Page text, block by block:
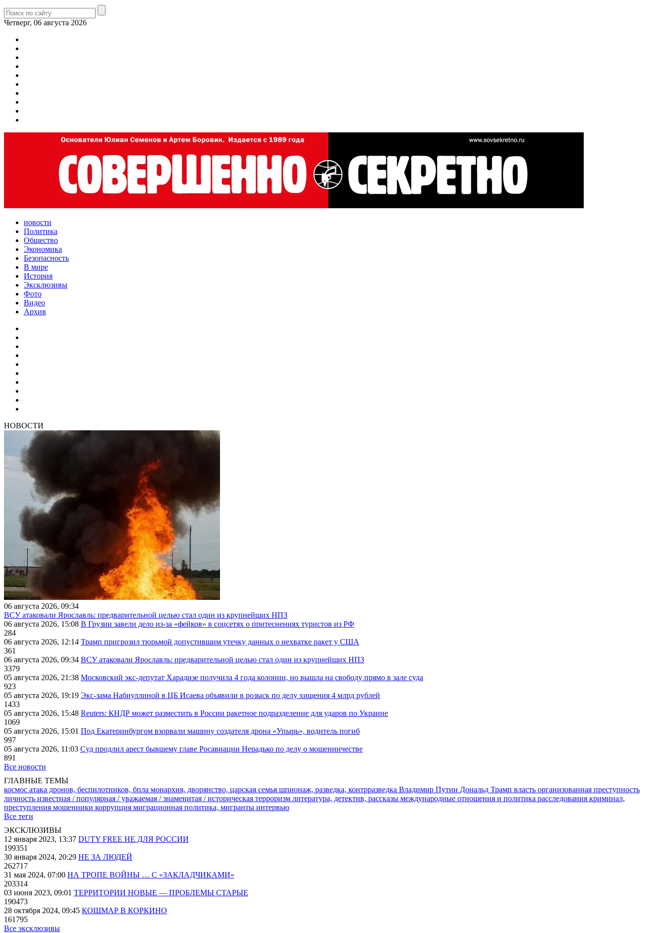
Четверг, 06 августа 2026
новости
Политика
Общество
Экономика
Безопасность
В мире
История
Эксклюзивы
Фото
Видео
Архив
НОВОСТИ
06 августа 2026, 09:34
ВСУ атаковали Ярославль: предварительной целью стал один из крупнейших НПЗ
06 августа 2026, 15:08 В Грузии завели дело из-за «фейков» в соцсетях о притеснениях туристов из РФ
284
06 августа 2026, 12:14 Трамп пригрозил тюрьмой допустившим утечку данных о нехватке ракет у США
361
06 августа 2026, 09:34 ВСУ атаковали Ярославль: предварительной целью стал один из крупнейших НПЗ
3379
05 августа 2026, 21:38 Московский экс-депутат Харадизе получила 4 года колонии, но вышла на свободу прямо в зале суда
923
05 августа 2026, 19:19 Экс-зама Набиуллиной в ЦБ Исаева объявили в розыск по делу хищения 4 млрд рублей
1433
05 августа 2026, 15:48 Reuters: КНДР может разместить в России ракетное подразделение для ударов по Украине
1069
05 августа 2026, 15:01 Под Екатеринбургом взорвали машину создателя дрона «Упырь», водитель погиб
997
05 августа 2026, 11:03 Суд продлил арест бывшему главе Росавиации Нерадько по делу о мошенничестве
891
Все новости
ГЛАВНЫЕ ТЕМЫ
космос атака дронов, беспилотников, бпла монархия, дворянство, царская семья шпионаж, разведка, контрразведка Владимир Путин Дональд Трамп власть организованная преступность
личность известная / популярная / уважаемая / знаменитая / историческая терроризм литература, детектив, рассказы международные отношения и политика расследования криминал,
преступления мошенники коррупция миграционная политика, мигранты интервью
Все теги
ЭКСКЛЮЗИВЫ
12 января 2023, 13:37 DUTY FREE НЕ ДЛЯ РОССИИ
199351
30 января 2024, 20:29 НЕ ЗА ЛЮДЕЙ
262717
31 мая 2024, 07:00 НА ТРОПЕ ВОЙНЫ … С «ЗАКЛАДЧИКАМИ»
203314
03 июня 2023, 09:01 ТЕРРИТОРИИ НОВЫЕ — ПРОБЛЕМЫ СТАРЫЕ
190473
28 октября 2024, 09:45 КОШМАР В КОРКИНО
161795
Все эксклюзивы